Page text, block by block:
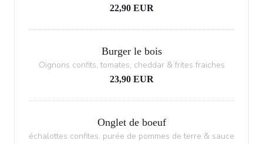
22,90 EUR
Burger le bois
Oignons confits, tomates, cheddar & frites fraiches
23,90 EUR
Onglet de boeuf
échalottes confites, purée de pommes de terre & sauce